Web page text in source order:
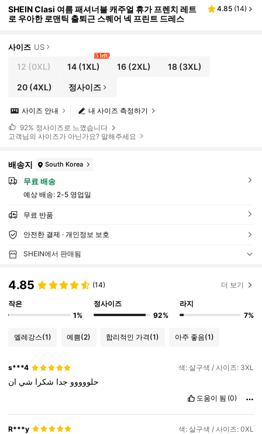
SHEIN Clasi 여름 패셔너블 캐주얼 휴가 프렌치 레트
로 우아한 로맨틱 출퇴근 스퀘어 넥 프린트 드레스
4.85 (14)
사이즈 US
12 (0XL) 14 (1XL)
5 left
16(2XL) 18(3XL)
20(4XL) 정사이즈
내 사이즈 측정하기
사이즈 안내
92% 정사이즈로 느꼈습니다
고객님의 사이즈가 아닌가요? 말해주세요
배송지 South Korea
무료 배송
예상 배송: 2-5 영업일
무료 반품
안전한 결제 · 개인정보 보호
SHEIN에서 판매됨
4.85 (14) 더 보기
작은
1%
정사이즈
92%
라지
7%
엘레강스(1) 예쁨(2) 합리적인 가격(1) 아주 좋음(1)
s***4 색: 살구색 / 사이즈: 3XL
حلووووو جدا شكرا شي ان
도움이 됨 (0)
R***y 색: 살구색 / 사이즈: 0XL